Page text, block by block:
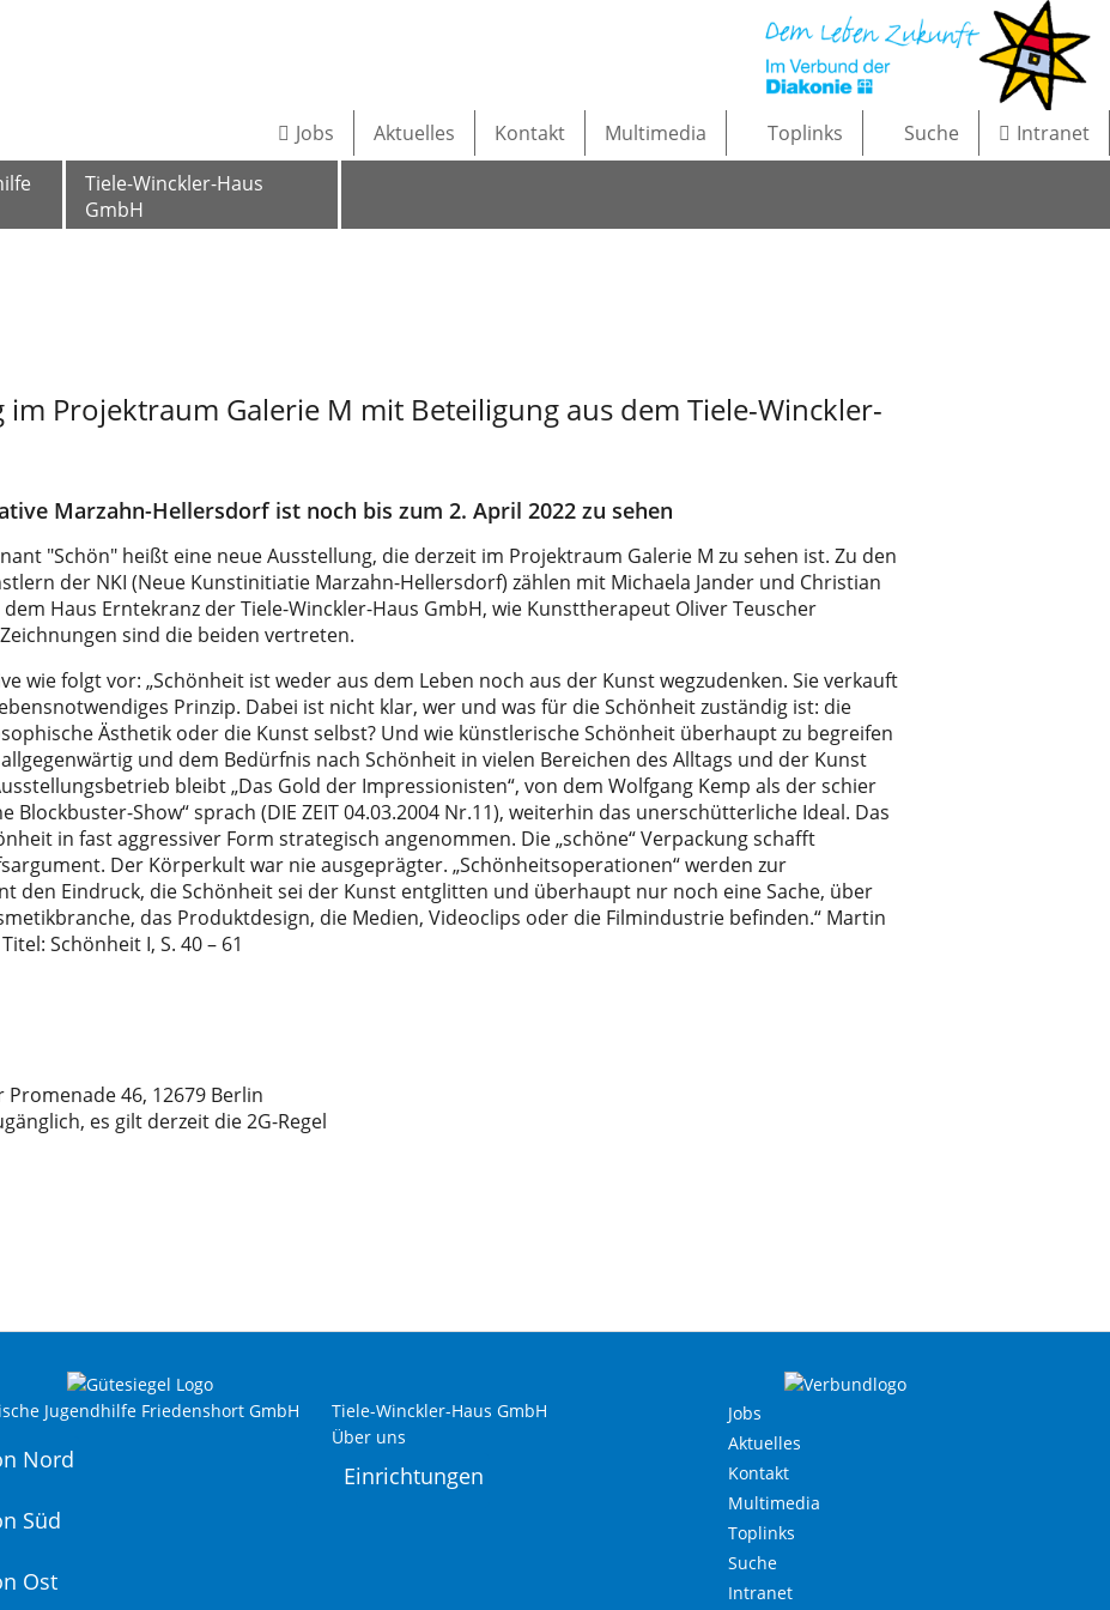
Tiele-Winckler-Haus
GmbH
Jobs Aktuelles Kontakt Multimedia Toplinks Suche Intranet
im Projektraum Galerie M mit Beteiligung aus dem Tiele-Winckler-
Marzahn-Hellersdorf ist noch bis zum 2. April 2022 zu sehen
"Schön" heißt eine neue Ausstellung, die derzeit im Projektraum Galerie M zu sehen ist. Zu den
der NKI (Neue Kunstinitiatie Marzahn-Hellersdorf) zählen mit Michaela Jander und Christian
Haus Erntekranz der Tiele-Winckler-Haus GmbH, wie Kunsttherapeut Oliver Teuscher
sind die beiden vertreten.
wie folgt vor: „Schönheit ist weder aus dem Leben noch aus der Kunst wegzudenken. Sie verkauft
Prinzip. Dabei ist nicht klar, wer und was für die Schönheit zuständig ist: die
Ästhetik oder die Kunst selbst? Und wie künstlerische Schönheit überhaupt zu begreifen
und dem Bedürfnis nach Schönheit in vielen Bereichen des Alltags und der Kunst
bleibt „Das Gold der Impressionisten“, von dem Wolfgang Kemp als der schier
Show“ sprach (DIE ZEIT 04.03.2004 Nr.11), weiterhin das unerschütterliche Ideal. Das
in fast aggressiver Form strategisch angenommen. Die „schöne“ Verpackung schafft
Der Körperkult war nie ausgeprägter. „Schönheitsoperationen“ werden zur
den Eindruck, die Schönheit sei der Kunst entglitten und überhaupt nur noch eine Sache, über
das Produktdesign, die Medien, Videoclips oder die Filmindustrie befinden.“ Martin
Schönheit I, S. 40 – 61
46, 12679 Berlin
es gilt derzeit die 2G-Regel
Jugendhilfe Friedenshort GmbH
Nord
Süd
Ost
Tiele-Winckler-Haus GmbH
Über uns
Einrichtungen
Jobs
Aktuelles
Kontakt
Multimedia
Toplinks
Suche
Intranet